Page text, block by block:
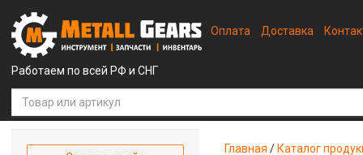
Работаем по всей РФ и СНГ
Оплата Доставка
Главная / Каталог